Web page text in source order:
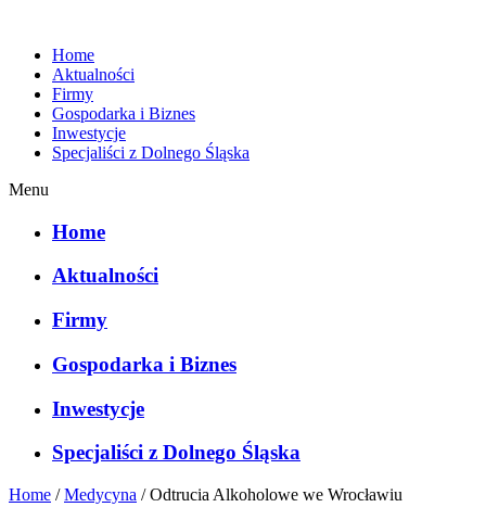
Home
Aktualności
Firmy
Gospodarka i Biznes
Inwestycje
Specjaliści z Dolnego Śląska
Menu
Home
Aktualności
Firmy
Gospodarka i Biznes
Inwestycje
Specjaliści z Dolnego Śląska
Home /Medycyna /Odtrucia Alkoholowe we Wrocławiu